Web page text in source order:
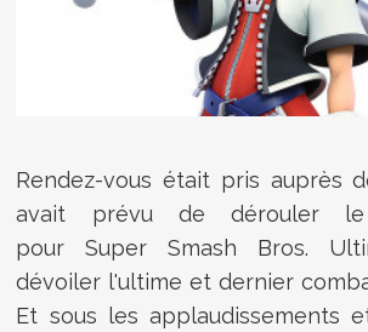
Rendez-vous était pris auprès
avait prévu de dérouler
pour Super Smash Bros.
dévoiler l'ultime et dernier
Et sous les applaudissements